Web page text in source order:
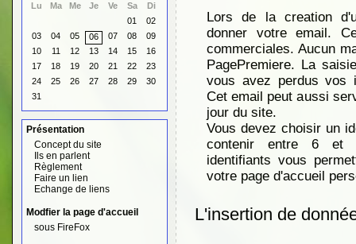
Lu Ma Me Je Ve Sa
Di
01
02
03
04 05 06 07 08
09
10
11 12 13 14 15
16
17
18 19 20 21 22
23
24
25 26 27 28 29
30
31
Présentation
Concept du site
Ils en parlent
Règlement
Faire un lien
Echange de liens
Modfier la page d'accueil
sous FireFox
Lors de la creation
donner votre email.
commerciales. Aucun
PagePremiere. La
vous avez perdus vos
Cet email peut aussi
jour du site.
Vous devez choisir un
contenir entre 6 et
identifiants vous
votre page d'accueil
L'insertion de